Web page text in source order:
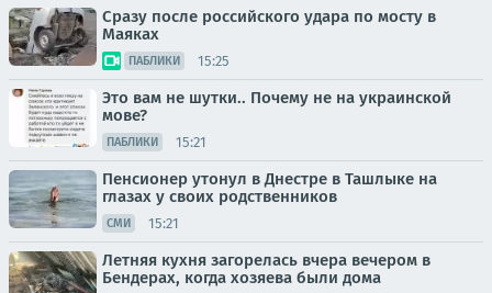
Сразу после российского удара по мосту в
Маяках
ПАБЛИКИ 15:25
Это вам не шутки.. Почему не на украинской
мове?
ПАБЛИКИ 15:21
Пенсионер утонул в Днестре в Ташлыке на
глазах у своих родственников
СМИ 15:21
Летняя кухня загорелась вчера вечером в
Бендерах, когда хозяева были дома